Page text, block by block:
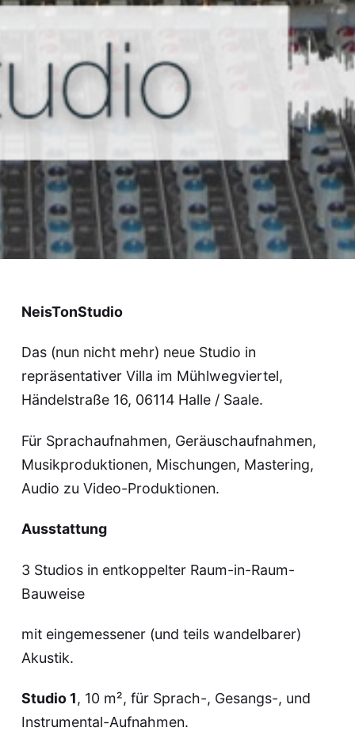
NeisTonStudio
NeisTonStudio
Das (nun nicht mehr) neue Studio in
repräsentativer Villa im Mühlwegviertel,
Händelstraße 16, 06114 Halle / Saale.
Für Sprachaufnahmen, Geräuschaufnahmen,
Musikproduktionen, Mischungen, Mastering,
Audio zu Video-Produktionen.
Ausstattung
3 Studios in entkoppelter Raum-in-Raum-
Bauweise
mit eingemessener (und teils wandelbarer)
Akustik.
Studio 1, 10 m², für Sprach-, Gesangs-, und
Instrumental-Aufnahmen.